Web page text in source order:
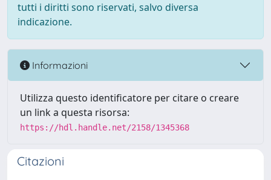
tutti i diritti sono riservati, salvo diversa
indicazione.
Informazioni
Utilizza questo identificatore per citare o creare
un link a questa risorsa:
https://hdl.handle.net/2158/1345368
Citazioni